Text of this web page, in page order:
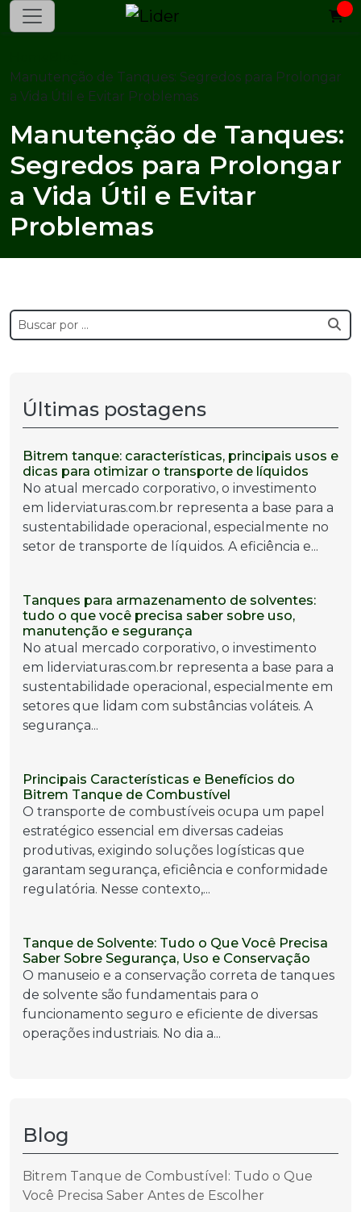
Manutenção de Tanques: Segredos para Prolongar
a Vida Útil e Evitar Problemas
Manutenção de Tanques:
Segredos para Prolongar
a Vida Útil e Evitar
Problemas
Últimas postagens
Bitrem tanque: características, principais usos e
dicas para otimizar o transporte de líquidos
No atual mercado corporativo, o investimento
em liderviaturas.com.br representa a base para a
sustentabilidade operacional, especialmente no
setor de transporte de líquidos. A eficiência e...
Tanques para armazenamento de solventes:
tudo o que você precisa saber sobre uso,
manutenção e segurança
No atual mercado corporativo, o investimento
em liderviaturas.com.br representa a base para a
sustentabilidade operacional, especialmente em
setores que lidam com substâncias voláteis. A
segurança...
Principais Características e Benefícios do
Bitrem Tanque de Combustível
O transporte de combustíveis ocupa um papel
estratégico essencial em diversas cadeias
produtivas, exigindo soluções logísticas que
garantam segurança, eficiência e conformidade
regulatória. Nesse contexto,...
Tanque de Solvente: Tudo o Que Você Precisa
Saber Sobre Segurança, Uso e Conservação
O manuseio e a conservação correta de tanques
de solvente são fundamentais para o
funcionamento seguro e eficiente de diversas
operações industriais. No dia a...
Blog
Bitrem Tanque de Combustível: Tudo o Que
Você Precisa Saber Antes de Escolher